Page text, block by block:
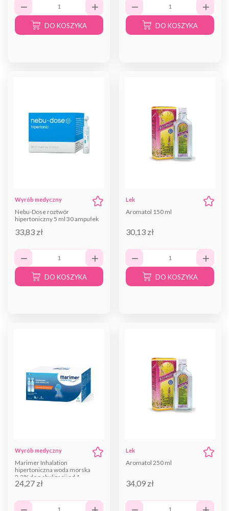
DO KOSZYKA DO KOSZYKA
Wyrób medyczny
Nebu-Dose roztwór
hipertoniczny 5 ml 30 ampułek
33,83 zł
DO KOSZYKA
Lek
Aromatol 150 ml
30,13 zł
DO KOSZYKA
Wyrób medyczny
Marimer Inhalation
hipertoniczna woda morska
2,2% do nebulizacji od 1
miesiąca 30...
24,27 zł
Lek
Aromatol 250 ml
34,09 zł